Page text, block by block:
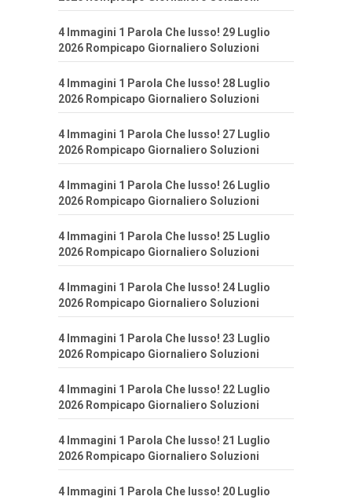
4 Immagini 1 Parola Che lusso! 29 Luglio
2026 Rompicapo Giornaliero Soluzioni
4 Immagini 1 Parola Che lusso! 28 Luglio
2026 Rompicapo Giornaliero Soluzioni
4 Immagini 1 Parola Che lusso! 27 Luglio
2026 Rompicapo Giornaliero Soluzioni
4 Immagini 1 Parola Che lusso! 26 Luglio
2026 Rompicapo Giornaliero Soluzioni
4 Immagini 1 Parola Che lusso! 25 Luglio
2026 Rompicapo Giornaliero Soluzioni
4 Immagini 1 Parola Che lusso! 24 Luglio
2026 Rompicapo Giornaliero Soluzioni
4 Immagini 1 Parola Che lusso! 23 Luglio
2026 Rompicapo Giornaliero Soluzioni
4 Immagini 1 Parola Che lusso! 22 Luglio
2026 Rompicapo Giornaliero Soluzioni
4 Immagini 1 Parola Che lusso! 21 Luglio
2026 Rompicapo Giornaliero Soluzioni
4 Immagini 1 Parola Che lusso! 20 Luglio